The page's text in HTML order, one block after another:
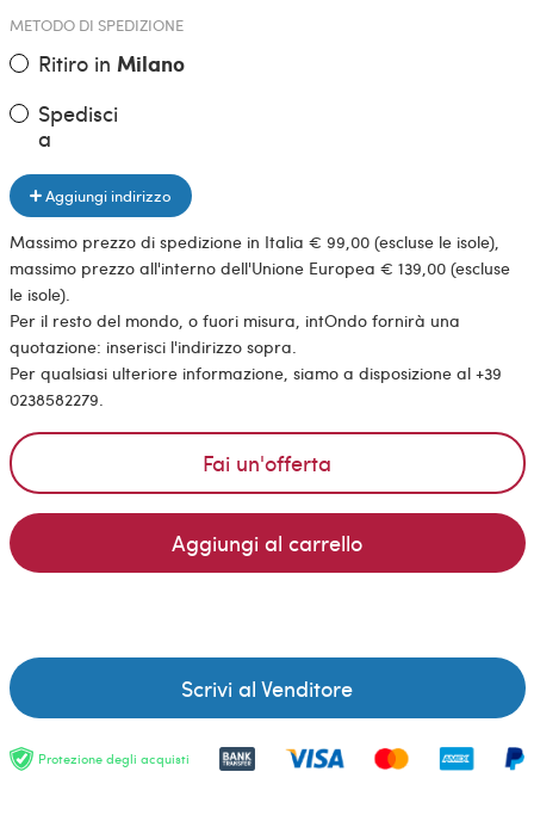
METODO DI SPEDIZIONE
Ritiro in Milano
Spedisci
a
Aggiungi indirizzo
Massimo prezzo di spedizione in Italia € 99,00 (escluse le isole),
massimo prezzo all'interno dell'Unione Europea € 139,00 (escluse
le isole).
Per il resto del mondo, o fuori misura, intOndo fornirà una
quotazione: inserisci l'indirizzo sopra.
Per qualsiasi ulteriore informazione, siamo a disposizione al +39
0238582279.
Fai un'offerta
Aggiungi al carrello
Scrivi al Venditore
Protezione degli acquisti